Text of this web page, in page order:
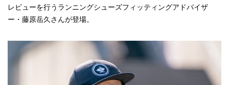
レビューを行うランニングシューズフィッティングアドバイザ
ー・藤原岳久さんが登場。